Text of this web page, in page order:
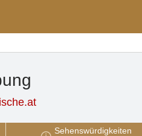
Sehenswürdigkeiten